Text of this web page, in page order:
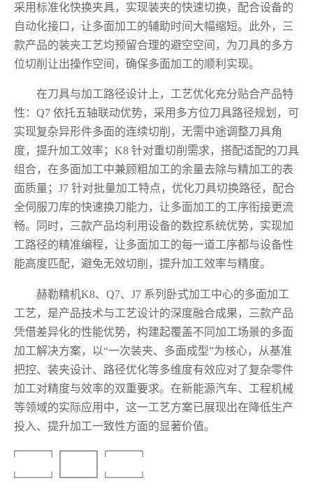
采用标准化快换夹具，实现装夹的快速切换，配合设备的
自动化接口，让多面加工的辅助时间大幅缩短。此外，三
款产品的装夹工艺均预留合理的避空空间，为刀具的多方
位切削让出操作空间，确保多面加工的顺利实现。
在刀具与加工路径设计上，工艺优化充分贴合产品特
性：Q7 依托五轴联动优势，采用多方位刀具路径规划，可
实现复杂异形件多面的连续切削，无需中途调整刀具角
度，提升加工效率；K8 针对重切削需求，搭配适配的刀具
组合，在多面加工中兼顾粗加工的余量去除与精加工的表
面质量；J7 针对批量加工特点，优化刀具切换路径，配合
全伺服刀库的快速换刀能力，让多面加工的工序衔接更流
畅。同时，三款产品均利用设备的数控系统优势，实现加
工路径的精准编程，让多面加工的每一道工序都与设备性
能高度匹配，避免无效切削，提升加工效率与精度。
赫勒精机K8、Q7、J7 系列卧式加工中心的多面加工
工艺，是产品技术与工艺设计的深度融合成果，三款产品
凭借差异化的性能优势，构建起覆盖不同加工场景的多面
加工解决方案，以“一次装夹、多面成型”为核心，从基准
把控、装夹设计、路径优化等多维度有效应对了复杂零件
加工对精度与效率的双重要求。在新能源汽车、工程机械
等领域的实际应用中，这一工艺方案已展现出在降低生产
投入、提升加工一致性方面的显著价值。‍